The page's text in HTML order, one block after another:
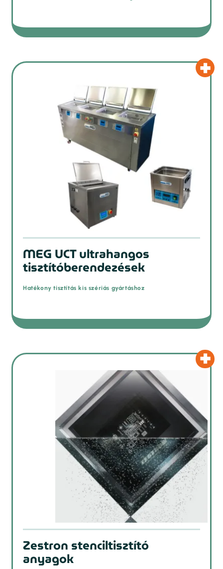
MEG UCT ultrahangos
tisztítóberendezések
Hatékony tisztítás kis szériás gyártáshoz
Zestron stenciltisztító
anyagok